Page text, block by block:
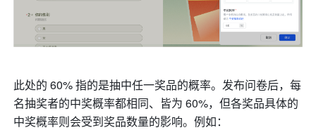
此处的 60% 指的是抽中任一奖品的概率。发布问卷后，每
名抽奖者的中奖概率都相同、皆为 60%，但各奖品具体的
中奖概率则会受到奖品数量的影响。例如：